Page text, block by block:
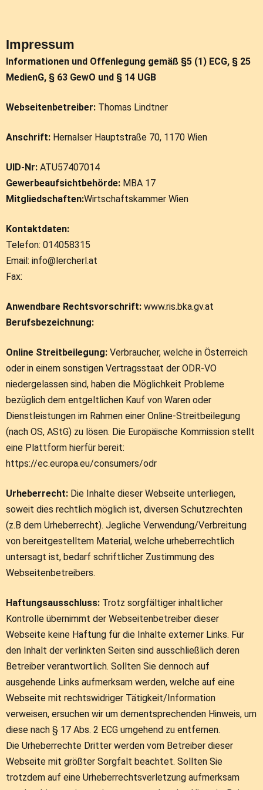
Impressum
Informationen und Offenlegung gemäß §5 (1) ECG, § 25
MedienG, § 63 GewO und § 14 UGB
Webseitenbetreiber: Thomas Lindtner
Anschrift: Hernalser Hauptstraße 70, 1170 Wien
UID-Nr: ATU57407014
Gewerbeaufsichtbehörde: MBA 17
Mitgliedschaften:Wirtschaftskammer Wien
Kontaktdaten:
Telefon: 014058315
Email: info@lercherl.at
Fax:
Anwendbare Rechtsvorschrift: www.ris.bka.gv.at
Berufsbezeichnung:
Online Streitbeilegung: Verbraucher, welche in Österreich
oder in einem sonstigen Vertragsstaat der ODR-VO
niedergelassen sind, haben die Möglichkeit Probleme
bezüglich dem entgeltlichen Kauf von Waren oder
Dienstleistungen im Rahmen einer Online-Streitbeilegung
(nach OS, AStG) zu lösen. Die Europäische Kommission stellt
eine Plattform hierfür bereit:
https://ec.europa.eu/consumers/odr
Urheberrecht: Die Inhalte dieser Webseite unterliegen,
soweit dies rechtlich möglich ist, diversen Schutzrechten
(z.B dem Urheberrecht). Jegliche Verwendung/Verbreitung
von bereitgestelltem Material, welche urheberrechtlich
untersagt ist, bedarf schriftlicher Zustimmung des
Webseitenbetreibers.
Haftungsausschluss: Trotz sorgfältiger inhaltlicher
Kontrolle übernimmt der Webseitenbetreiber dieser
Webseite keine Haftung für die Inhalte externer Links. Für
den Inhalt der verlinkten Seiten sind ausschließlich deren
Betreiber verantwortlich. Sollten Sie dennoch auf
ausgehende Links aufmerksam werden, welche auf eine
Webseite mit rechtswidriger Tätigkeit/Information
verweisen, ersuchen wir um dementsprechenden Hinweis, um
diese nach § 17 Abs. 2 ECG umgehend zu entfernen.
Die Urheberrechte Dritter werden vom Betreiber dieser
Webseite mit größter Sorgfalt beachtet. Sollten Sie
trotzdem auf eine Urheberrechtsverletzung aufmerksam